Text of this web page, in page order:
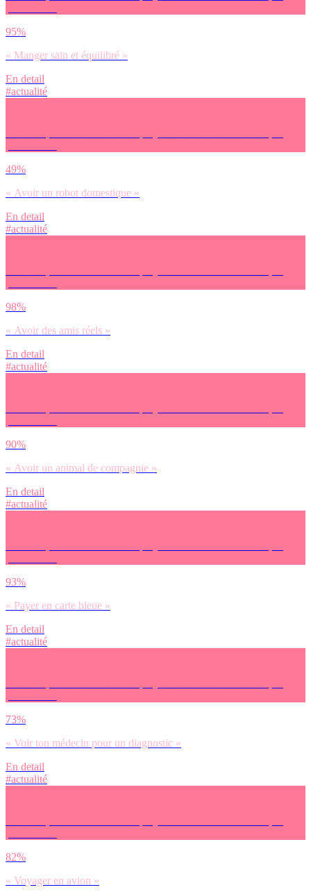
95%
« Manger sain et équilibré »
En detail
#actualité
49%
« Avoir un robot domestique »
En detail
#actualité
98%
« Avoir des amis réels »
En detail
#actualité
90%
« Avoir un animal de compagnie »
En detail
#actualité
93%
« Payer en carte bleue »
En detail
#actualité
73%
« Voir ton médecin pour un diagnostic »
En detail
#actualité
82%
« Voyager en avion »